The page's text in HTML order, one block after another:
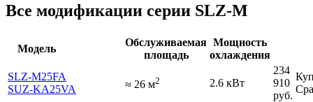
Все модификации серии SLZ-M
Модель
Обслуживаемая
площадь
Мощность
охлаждения
SLZ-M25FA
SUZ-KA25VA
≈ 26 м2 2.6 кВт
234
910
руб.